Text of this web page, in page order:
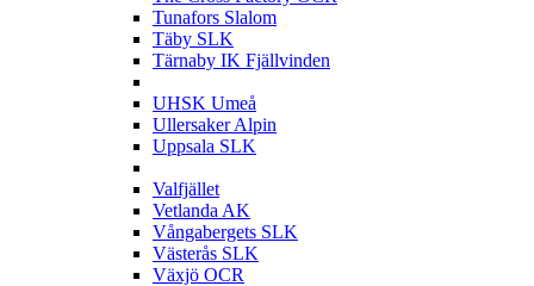
Tunafors Slalom
Täby SLK
Tärnaby IK Fjällvinden
UHSK Umeå
Ullersaker Alpin
Uppsala SLK
Valfjället
Vetlanda AK
Vångabergets SLK
Västerås SLK
Växjö OCR